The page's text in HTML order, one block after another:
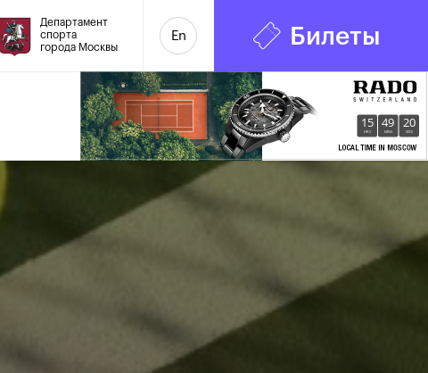
Департамент
спорта
города Москвы
En Билеты
15
HRS
49
MINS
21
SECS